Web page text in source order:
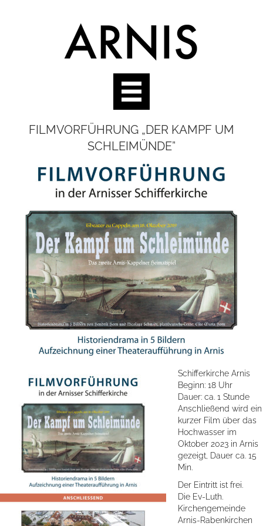
FILMVORFÜHRUNG „DER KAMPF UM
SCHLEIMÜNDE”
Schifferkirche Arnis
Beginn: 18 Uhr
Dauer: ca. 1 Stunde
Anschließend wird ein
kurzer Film über das
Hochwasser im
Oktober 2023 in Arnis
gezeigt, Dauer ca. 15
Min.
Der Eintritt ist frei.
Die Ev-Luth.
Kirchengemeinde
Arnis-Rabenkirchen